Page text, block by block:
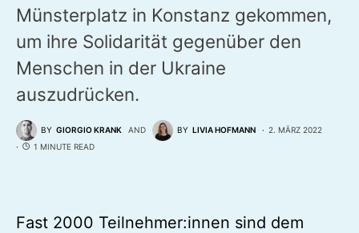
Münsterplatz in Konstanz gekommen,
um ihre Solidarität gegenüber den
Menschen in der Ukraine
auszudrücken.
BY GIORGIO KRANK AND BY LIVIA HOFMANN
2. MÄRZ 2022
1 MINUTE READ
Fast 2000 Teilnehmer:innen sind dem